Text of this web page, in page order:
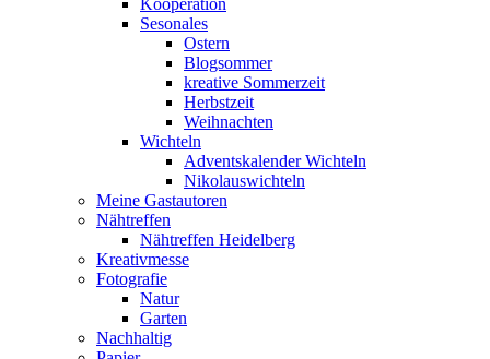
Sesonales
Ostern
Blogsommer
kreative Sommerzeit
Herbstzeit
Weihnachten
Wichteln
Adventskalender Wichteln
Nikolauswichteln
Meine Gastautoren
Nähtreffen
Nähtreffen Heidelberg
Kreativmesse
Fotografie
Natur
Garten
Nachhaltig